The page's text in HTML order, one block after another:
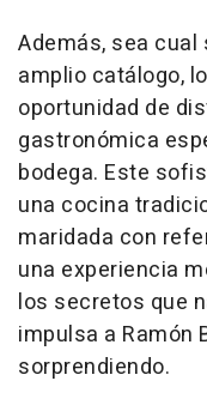
Además, sea cual
amplio catálogo,
oportunidad de
gastronómica
bodega. Este
una cocina
maridada con
una experiencia
los secretos que
impulsa a Ramón
sorprendiendo.